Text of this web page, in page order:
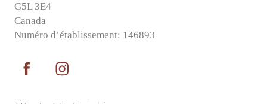
G5L 3E4
Canada
Numéro d’établissement: 146893